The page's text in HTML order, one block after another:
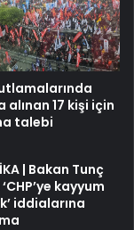
alınan 17 kişi için
talebi
| Bakan Tunç
kayyum
iddialarına